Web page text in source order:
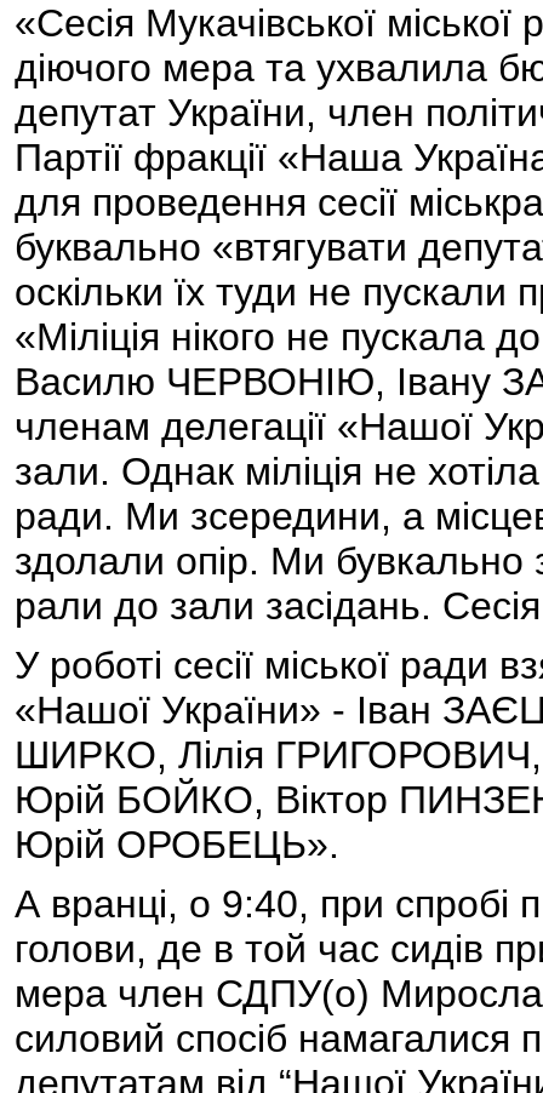
«Сесія Мукачівської
діючого мера та ухвалила
депутат України, член
Партії фракції «Наша
для проведення сесії
буквально «втягувати
оскільки їх туди не пускали
«Міліція нікого не пускала
Василю ЧЕРВОНІЮ, Івану
членам делегації «Нашої
зали. Однак міліція не
ради. Ми зсередини, а
здолали опір. Ми бувкально
рали до зали засідань.
У роботі сесії міської ради
«Нашої України» - Іван
ШИРКО, Лілія
Юрій БОЙКО, Віктор
Юрій ОРОБЕЦЬ».
А вранці, о 9:40, при спробі
голови, де в той час сидів
мера член СДПУ(о)
силовий спосіб намагалися
депутатам від “Нашої